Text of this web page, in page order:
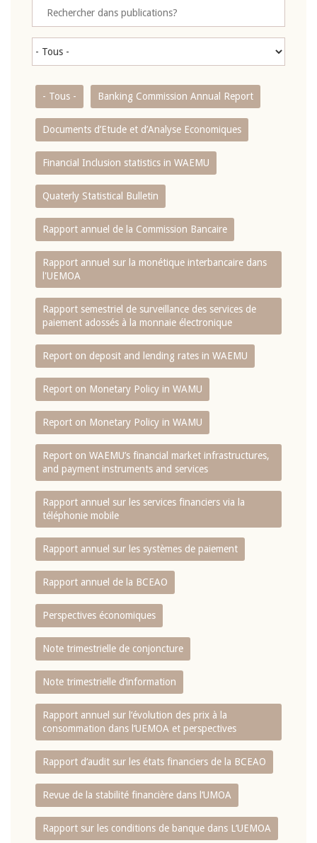
- Tous - Banking Commission Annual Report
Documents d’Etude et d’Analyse Economiques
Financial Inclusion statistics in WAEMU
Quaterly Statistical Bulletin
Rapport annuel de la Commission Bancaire
Rapport annuel sur la monétique interbancaire dans
l'UEMOA
Rapport semestriel de surveillance des services de
paiement adossés à la monnaie électronique
Report on deposit and lending rates in WAEMU
Report on Monetary Policy in WAMU
Report on Monetary Policy in WAMU
Report on WAEMU’s financial market infrastructures,
and payment instruments and services
Rapport annuel sur les services financiers via la
téléphonie mobile
Rapport annuel sur les systèmes de paiement
Rapport annuel de la BCEAO
Perspectives économiques
Note trimestrielle de conjoncture
Note trimestrielle d‘information
Rapport annuel sur l‘évolution des prix à la
consommation dans l‘UEMOA et perspectives
Rapport d‘audit sur les états financiers de la BCEAO
Revue de la stabilité financière dans l‘UMOA
Rapport sur les conditions de banque dans L‘UEMOA